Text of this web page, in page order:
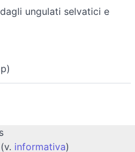
ungulati selvatici e
informativa)